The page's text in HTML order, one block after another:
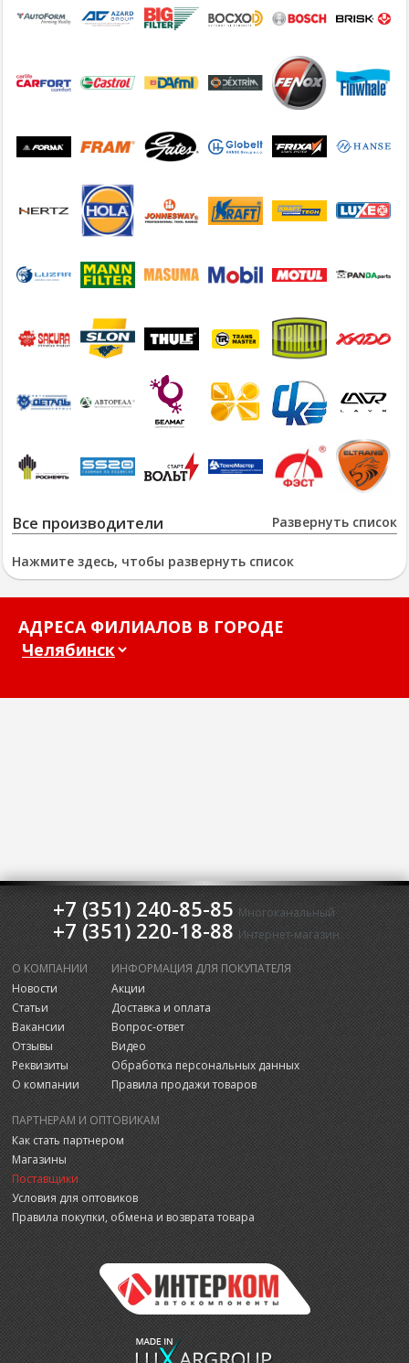
Развернуть список
Все производители
Нажмите здесь, чтобы развернуть список
АДРЕСА ФИЛИАЛОВ В ГОРОДЕ
+7 (351) 240-85-85 Многоканальный
+7 (351) 220-18-88 Интернет-магазин
О КОМПАНИИ
Новости
Статьи
Вакансии
Отзывы
Реквизиты
О компании
ИНФОРМАЦИЯ ДЛЯ ПОКУПАТЕЛЯ
Акции
Доставка и оплата
Вопрос-ответ
Видео
Обработка персональных данных
Правила продажи товаров
ПАРТНЕРАМ И ОПТОВИКАМ
Как стать партнером
Магазины
Поставщики
Условия для оптовиков
Правила покупки, обмена и возврата товара